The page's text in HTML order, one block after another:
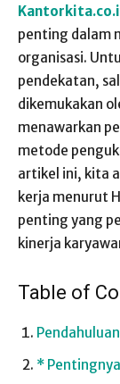
penting dalam
organisasi.
pendekatan,
dikemukakan
menawarkan
metode
artikel ini, kita
kerja menurut
penting yang
kinerja
Table of
Pendahuluan
*